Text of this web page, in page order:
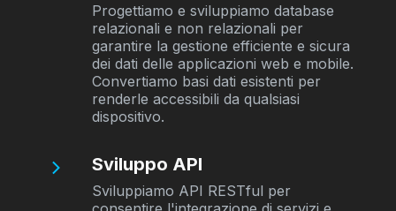
Progettiamo e sviluppiamo database
relazionali e non relazionali per
garantire la gestione efficiente e sicura
dei dati delle applicazioni web e mobile.
Convertiamo basi dati esistenti per
renderle accessibili da qualsiasi
dispositivo.
Sviluppo API
Sviluppiamo API RESTful per